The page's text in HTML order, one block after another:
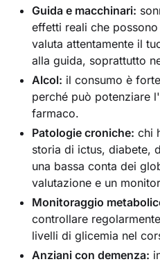
Guida e macchinari:
effetti reali che
valuta attentamente il
alla guida, soprattutto
Alcol: il consumo è
perché può potenziare
farmaco.
Patologie croniche: chi
storia di ictus, diabete,
una bassa conta dei
valutazione e un
Monitoraggio
controllare
livelli di glicemia nel
Anziani con demenza: